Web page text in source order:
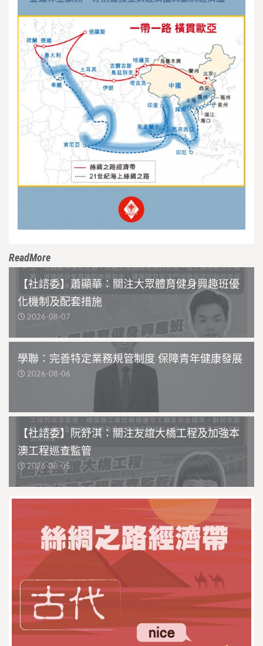
ReadMore
【社諮委】蕭顯華：關注大眾體育健身興趣班優
化機制及配套措施
2026-08-07
學聯：完善特定業務規管制度 保障青年健康發展
2026-08-06
【社諮委】阮舒淇：關注友誼大橋工程及加強本
澳工程巡查監管
2026-08-05